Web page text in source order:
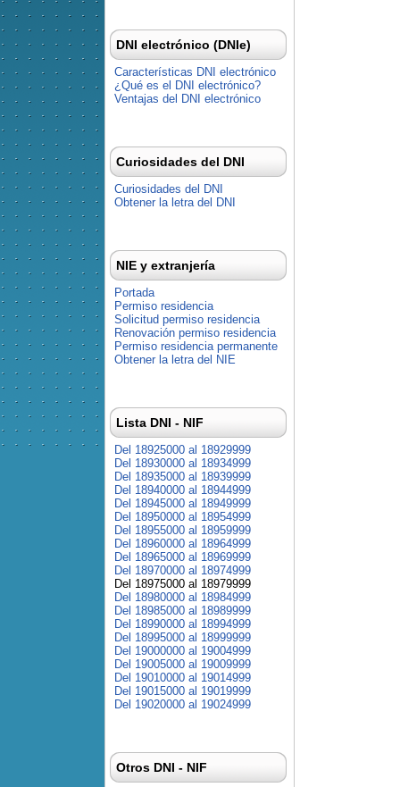
DNI electrónico (DNIe)
Características DNI electrónico
¿Qué es el DNI electrónico?
Ventajas del DNI electrónico
Curiosidades del DNI
Curiosidades del DNI
Obtener la letra del DNI
NIE y extranjería
Portada
Permiso residencia
Solicitud permiso residencia
Renovación permiso residencia
Permiso residencia permanente
Obtener la letra del NIE
Lista DNI - NIF
Del 18925000 al 18929999
Del 18930000 al 18934999
Del 18935000 al 18939999
Del 18940000 al 18944999
Del 18945000 al 18949999
Del 18950000 al 18954999
Del 18955000 al 18959999
Del 18960000 al 18964999
Del 18965000 al 18969999
Del 18970000 al 18974999
Del 18975000 al 18979999
Del 18980000 al 18984999
Del 18985000 al 18989999
Del 18990000 al 18994999
Del 18995000 al 18999999
Del 19000000 al 19004999
Del 19005000 al 19009999
Del 19010000 al 19014999
Del 19015000 al 19019999
Del 19020000 al 19024999
Otros DNI - NIF